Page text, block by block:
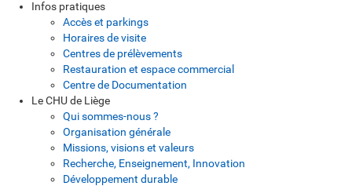
Infos pratiques
Accès et parkings
Horaires de visite
Centres de prélèvements
Restauration et espace commercial
Centre de Documentation
Le CHU de Liège
Qui sommes-nous ?
Organisation générale
Missions, visions et valeurs
Recherche, Enseignement, Innovation
Développement durable